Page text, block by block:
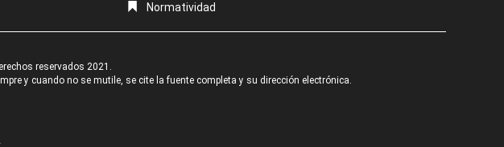
Normatividad
reservados 2021.
y cuando no se mutile, se cite la fuente completa y su dirección electrónica.